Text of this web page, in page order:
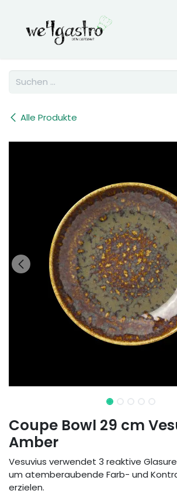
Alle Produkte
Coupe Bowl 29 cm
Amber
Vesuvius verwendet 3 reaktive
um atemberaubende Farb- und
erzielen.